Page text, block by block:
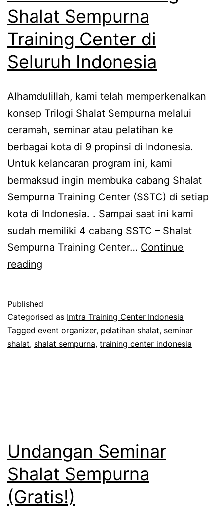
Shalat Sempurna
Training Center di
Seluruh Indonesia
Alhamdulillah, kami telah memperkenalkan
konsep Trilogi Shalat Sempurna melalui
ceramah, seminar atau pelatihan ke
berbagai kota di 9 propinsi di Indonesia.
Untuk kelancaran program ini, kami
bermaksud ingin membuka cabang Shalat
Sempurna Training Center (SSTC) di setiap
kota di Indonesia. . Sampai saat ini kami
sudah memiliki 4 cabang SSTC – Shalat
Sempurna Training Center… Continue
reading
Sempurna
Training
Center
Indonesia
Published
Categorised as Imtra Training Center Indonesia
Tagged event organizer, pelatihan shalat, seminar
shalat, shalat sempurna, training center indonesia
Undangan Seminar
Shalat Sempurna
(Gratis!)